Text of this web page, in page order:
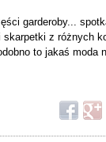
garderoby...
skarpetki z różnych
to jakaś moda